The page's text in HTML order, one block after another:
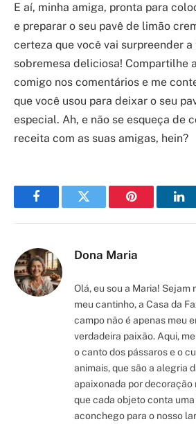
E aí, minha amiga, pronta para
e preparar o seu pavê de limão
certeza que você vai surpreender
sobremesa deliciosa! Compartilhe
comigo nos comentários e me
que você usou para deixar o seu
especial. Ah, e não se esqueça de
receita com as suas amigas, hein?
FacebookTwitter Pinterest
Dona Maria
Olá, eu sou a Maria! Sejam
meu cantinho, a Casa da
campo não é apenas meu
verdadeira paixão. Aqui,
o canto dos pássaros e o
animais, que são a alegria
apaixonada por
que cada objeto conta
aconchego para o nosso